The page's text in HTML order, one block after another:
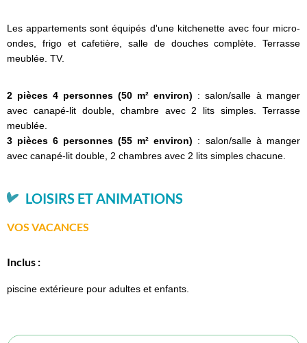
Les appartements sont équipés d'une kitchenette avec four micro-
ondes, frigo et cafetière, salle de douches complète. Terrasse
meublée. TV.
2 pièces 4 personnes (50 m² environ) : salon/salle à manger
avec canapé-lit double, chambre avec 2 lits simples. Terrasse
meublée.
3 pièces 6 personnes (55 m² environ) : salon/salle à manger
avec canapé-lit double, 2 chambres avec 2 lits simples chacune.
LOISIRS ET ANIMATIONS
VOS VACANCES
Inclus :
piscine extérieure pour adultes et enfants.